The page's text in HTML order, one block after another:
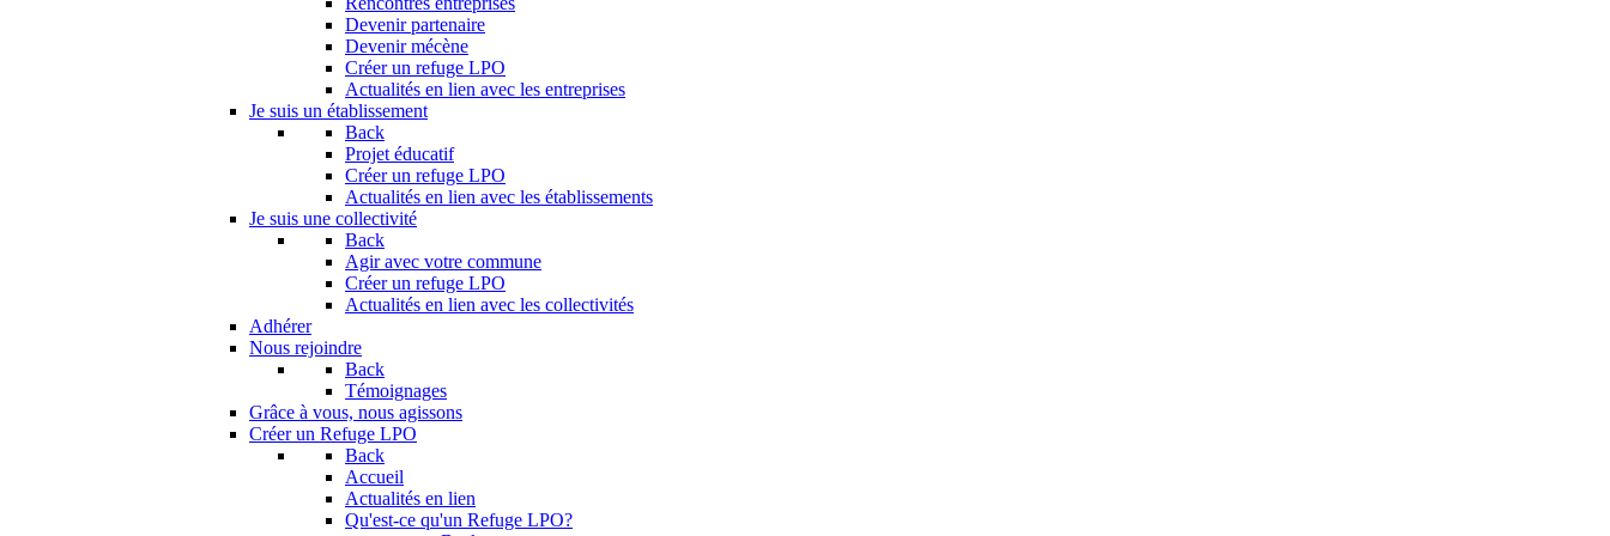
Devenir partenaire
Devenir mécène
Créer un refuge LPO
Actualités en lien avec les entreprises
Je suis un établissement
Back
Projet éducatif
Créer un refuge LPO
Actualités en lien avec les établissements
Je suis une collectivité
Back
Agir avec votre commune
Créer un refuge LPO
Actualités en lien avec les collectivités
Adhérer
Nous rejoindre
Back
Témoignages
Grâce à vous, nous agissons
Créer un Refuge LPO
Back
Accueil
Actualités en lien
Qu'est-ce qu'un Refuge LPO?